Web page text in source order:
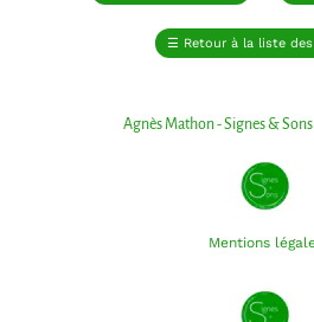
☰ Retour à la liste
Agnès Mathon - Signes & Sons
Mentions